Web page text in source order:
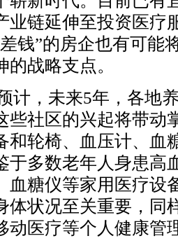
业链延伸至投资医疗
钱”的房企也有可能
战略支点。
，未来5年，各地养
些社区的兴起将带动
和轮椅、血压计、血
于多数老年人身患高
血糖仪等家用医疗设
体状况至关重要，同
动医疗等个人健康管